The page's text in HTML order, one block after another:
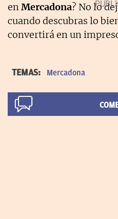
enMercadona? No lo
cuando descubras lo
convertirá en un
TEMAS: Mercadona